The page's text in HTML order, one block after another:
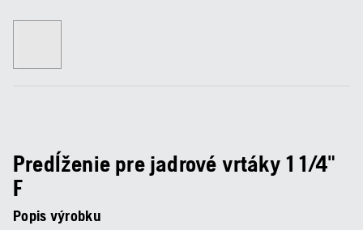
Predĺženie pre jadrové vrtáky 1 1/4"
F
Popis výrobku